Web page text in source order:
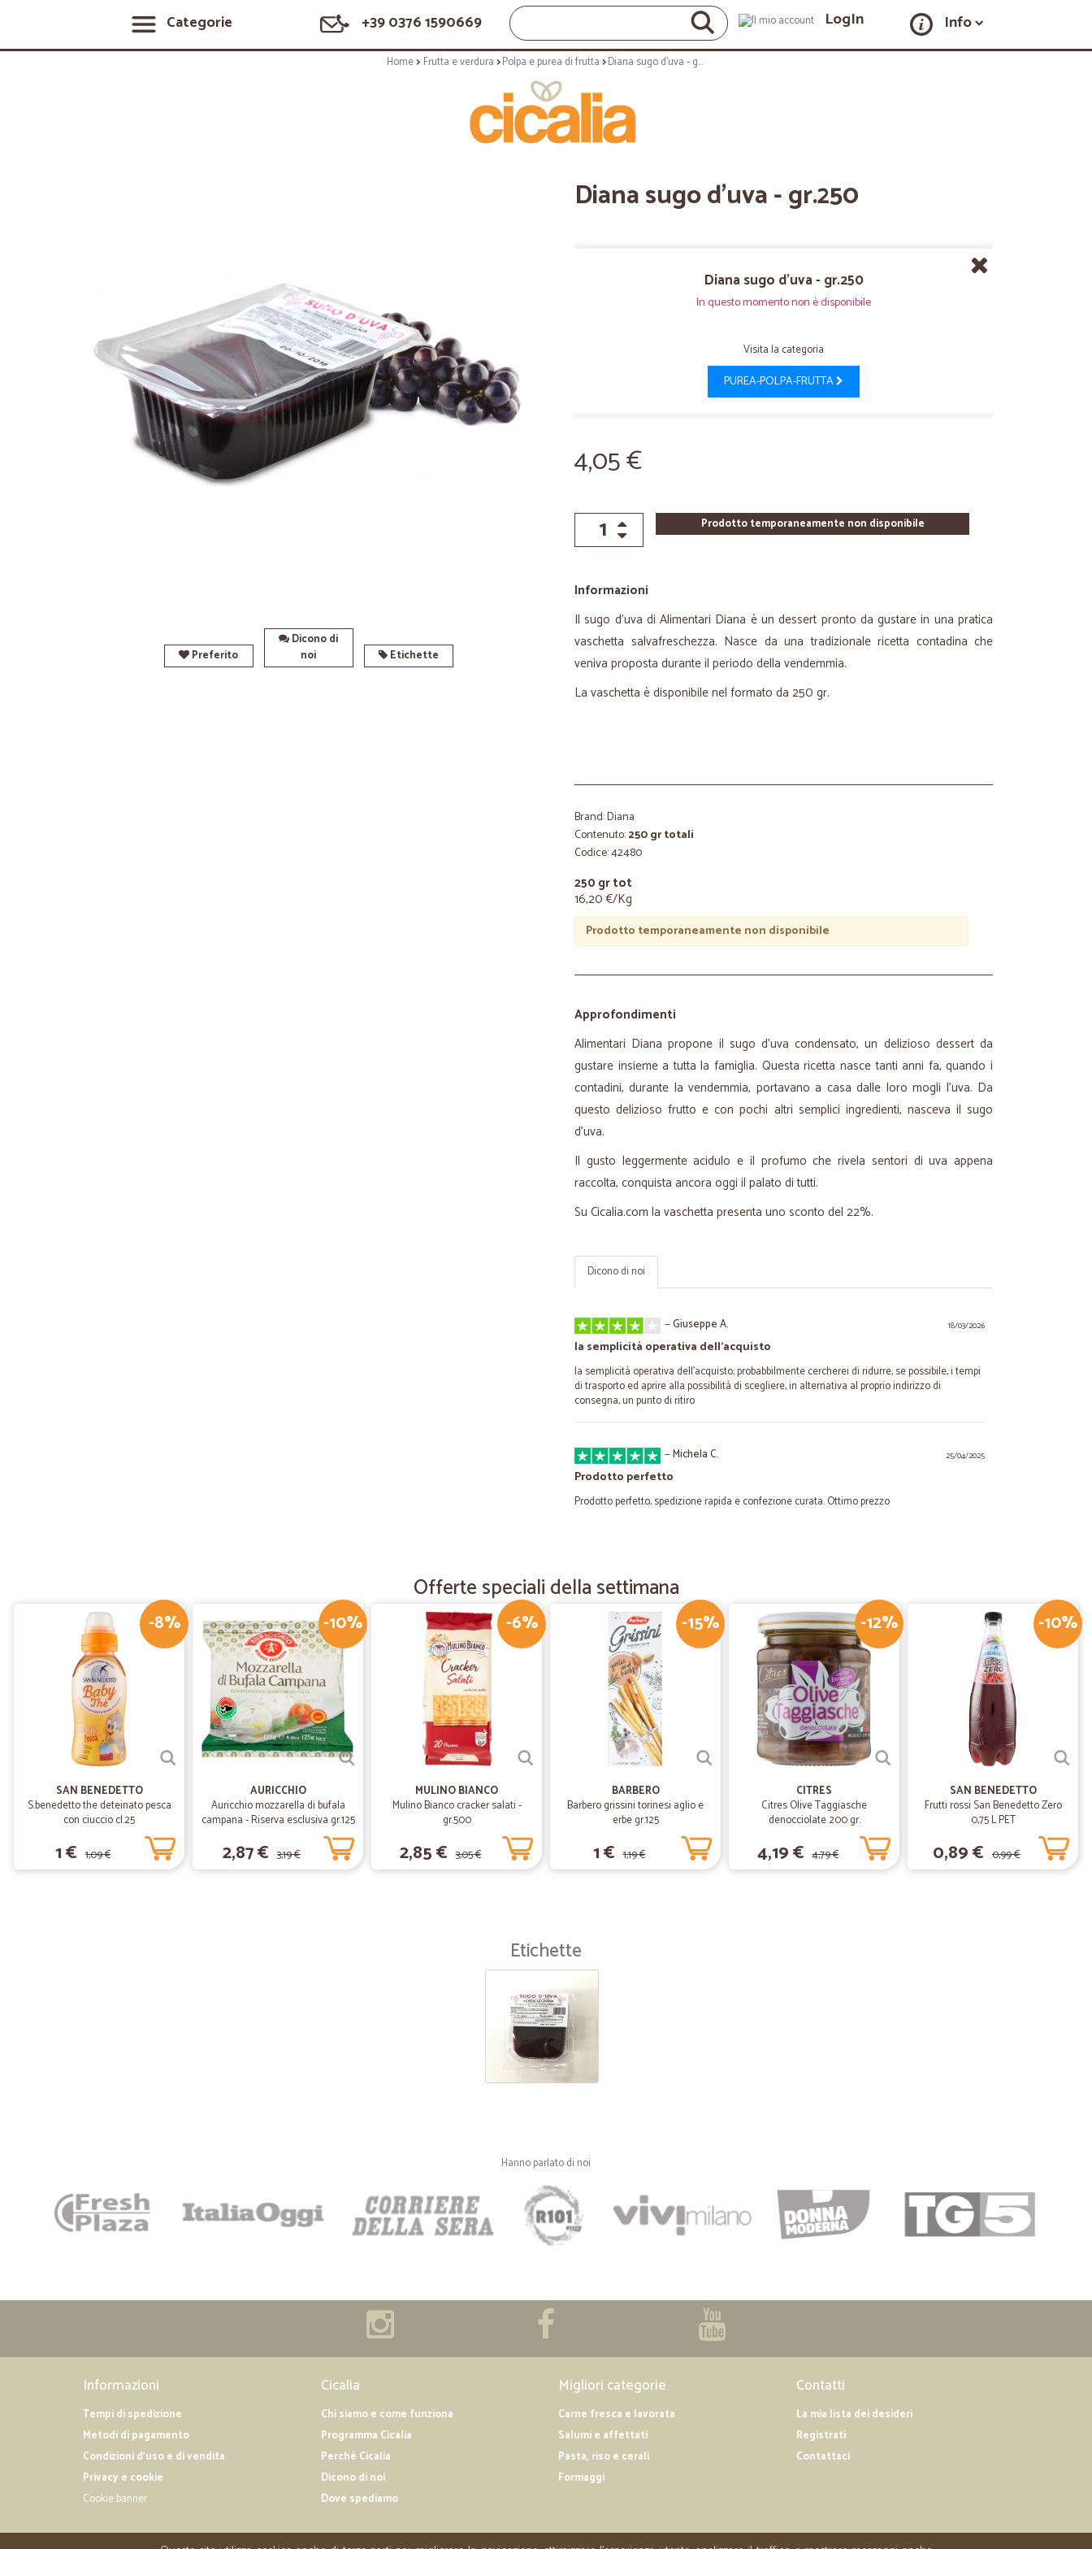
Categorie +39 0376 1590669 LogIn Info
Home Frutta e verdura Polpa e purea di frutta Diana sugo d'uva - gr.250
Preferito
Dicono di
noi
Etichette
Diana sugo d'uva - gr.250
Diana sugo d'uva - gr.250
In questo momento non è disponibile
Visita la categoria
PUREA-POLPA-FRUTTA
4,05 €
Prodotto temporaneamente non disponibile
Informazioni
Il sugo d'uva di Alimentari Diana è un dessert pronto da gustare in una pratica
vaschetta salvafreschezza. Nasce da una tradizionale ricetta contadina che
veniva proposta durante il periodo della vendemmia.
La vaschetta è disponibile nel formato da 250 gr.
Brand: Diana
Contenuto:250 gr totali
Codice: 42480
250 gr tot
16,20 €/Kg
Prodotto temporaneamente non disponibile
Approfondimenti
Alimentari Diana propone il sugo d'uva condensato, un delizioso dessert da
gustare insieme a tutta la famiglia. Questa ricetta nasce tanti anni fa, quando i
contadini, durante la vendemmia, portavano a casa dalle loro mogli l'uva. Da
questo delizioso frutto e con pochi altri semplici ingredienti, nasceva il sugo
d'uva.
Il gusto leggermente acidulo e il profumo che rivela sentori di uva appena
raccolta, conquista ancora oggi il palato di tutti.
Su Cicalia.com la vaschetta presenta uno sconto del 22%.
Dicono di noi
18/03/2026
—Giuseppe A.
la semplicità operativa dell'acquisto
la semplicità operativa dell'acquisto; probabbilmente cercherei di ridurre, se possibile, i tempi
di trasporto ed aprire alla possibilità di scegliere, in alternativa al proprio indirizzo di
consegna, un punto di ritiro
25/04/2025
—Michela C.
Prodotto perfetto
Prodotto perfetto, spedizione rapida e confezione curata. Ottimo prezzo
Ciao sono molto soddisfatto della…
Ciao sono molto soddisfatto della puntualità è della cortesia I prodotti acquistati sono di
20/03/2021
Spedizione veloce e puntuale
Spedizione veloce e puntuale. Prodotti impeccabili.
Ottimo servizio ed imballaggio perfetto
Ottimo servizio ed imballaggio perfetto. Il sovrapprezzo, peraltro non eccessivo, è
ampiamente giustificato dal servizio offerto. Io ho ordinato il sabato e la spesa mi è stata
recapitata il venerdì successivo, ma visto il periodo di lockdown, non mi pare di dovermi
lamentare di questo, anche perché il servizio clienti mi ha sempre tenuta perfettamente
Fornitore affidabile
Tutto ok!
Consegna puntuale, confezione ottima, prodotti arrivati in perfetto stato. Tutto ok.
Ottimo servizio
03/10/2019
Umberto R.
Claudia P.
Ottime supermercato on-line.Lo…
Ottime supermercato on-line.Lo consiglio.
Offerte speciali della settimana
-8%
SAN BENEDETTO
S.benedetto the deteinato pesca
con ciuccio cl.25
1 € 1,09 €
-10%
AURICCHIO
Auricchio mozzarella di bufala
campana - Riserva esclusiva gr.125
2,87 € 3,19 €
-6%
MULINO BIANCO
Mulino Bianco cracker salati -
gr.500
2,85 € 3,05 €
-15%
BARBERO
Barbero grissini torinesi aglio e
erbe gr.125
1 € 1,19 €
-12%
CITRES
Citres Olive Taggiasche
denocciolate 200 gr.
4,19 € 4,79 €
-10%
SAN BENEDETTO
Frutti rossi San Benedetto Zero
0,75 L PET
0,89 € 0,99 €
Etichette
Hanno parlato di noi
Informazioni
Tempi di spedizione
Metodi di pagamento
Condizioni d'uso e di vendita
Privacy e cookie
Cookie banner
Cicalia
Chi siamo e come funziona
Programma Cicalia
Perché Cicalia
Dicono di noi
Dove spediamo
Migliori categorie
Carne fresca e lavorata
Salumi e affettati
Pasta, riso e cerali
Formaggi
Contatti
La mia lista dei desideri
Registrati
Contattaci